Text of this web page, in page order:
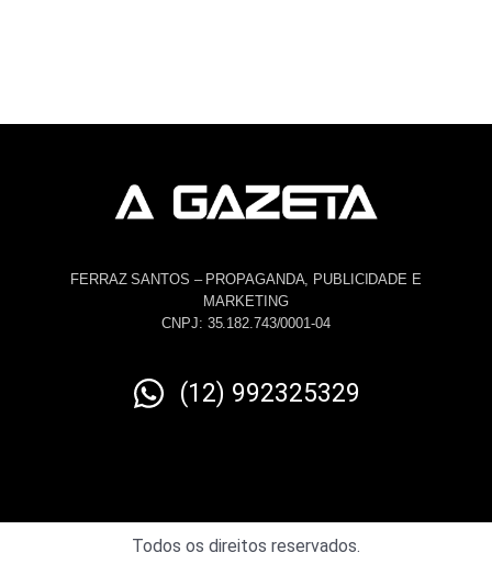
FERRAZ SANTOS – PROPAGANDA, PUBLICIDADE E
MARKETING
CNPJ: 35.182.743/0001-04
(12) 992325329
Todos os direitos reservados.